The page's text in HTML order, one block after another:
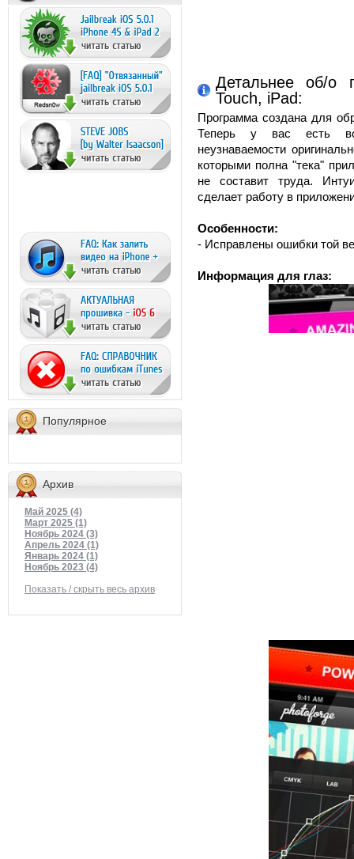
Популярное
Архив
Май 2025 (4)
Март 2025 (1)
Ноябрь 2024 (3)
Апрель 2024 (1)
Январь 2024 (1)
Ноябрь 2023 (4)
Показать / скрыть весь архив
Детальнее об/о
Touch, iPad:
Программа создана для
Теперь у вас есть
неузнаваемости
которыми полна "тека"
не составит труда.
сделает работу в
Особенности:
- Исправлены ошибки той
Информация для глаз: